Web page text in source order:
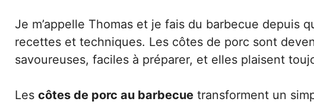
Je m’appelle Thomas et je fais du barbecue depuis
recettes et techniques. Les côtes de porc sont
savoureuses, faciles à préparer, et elles plaisent
Les côtes de porc au barbecue transforment un